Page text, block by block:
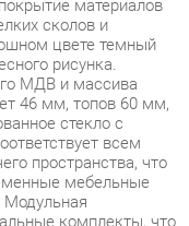
мм, топов 60 мм,
стекло с
всем
пространства, что
мебельные
комплекты, что
размещаться в
Элегантная
Ministry
построения